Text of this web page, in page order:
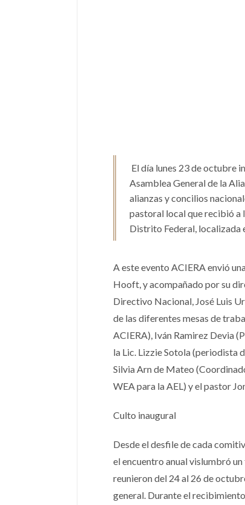
El día lunes 23 de octubre
Asamblea General de la
alianzas y concilios
pastoral local que recibió a
Distrito Federal, localizada
A este evento ACIERA envió
Hooft, y acompañado por su
Directivo Nacional, José Luis
de las diferentes mesas de
ACIERA), Iván Ramirez Devia
la Lic. Lizzie Sotola (periodista
Silvia Arn de Mateo
WEA para la AEL) y el pastor
Culto inaugural
Desde el desfile de cada
el encuentro anual vislumbró
reunieron del 24 al 26 de
general. Durante el